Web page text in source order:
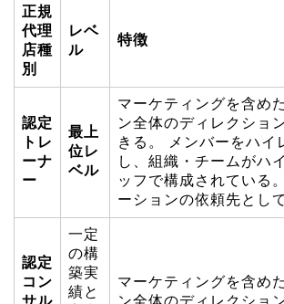
正規
代理
店種
別
レベ
ル
特徴
認定
トレ
ーナ
ー
最上
位レ
ベル
マーケティングを含め
ン全体のディレクショ
きる。 メンバーをハイ
し、組織・チームがハ
ッフで構成されている
ーションの依頼先とし
認定
コン
サル
一定
の構
築実
績と
マーケティングを含め
ン全体のディレクショ